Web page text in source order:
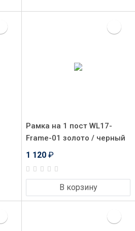
Рамка на 1 пост WL17-
Frame-01 золото / черный
1 120 ₽
В корзину